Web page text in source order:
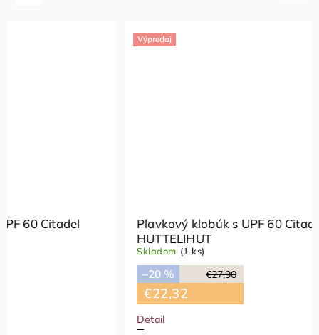
Plavkový klobúk s UPF 60 Citadel
HUTTELIHUT
(1 ks)
€27,90